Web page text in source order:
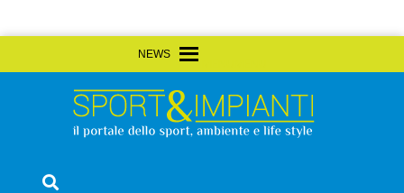
to
Sport&Impianti